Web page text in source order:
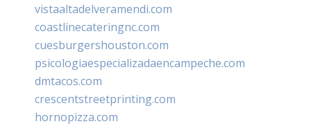
vistaaltadelveramendi.com
coastlinecateringnc.com
cuesburgershouston.com
psicologiaespecializadaencampeche.com
dmtacos.com
crescentstreetprinting.com
hornopizza.com